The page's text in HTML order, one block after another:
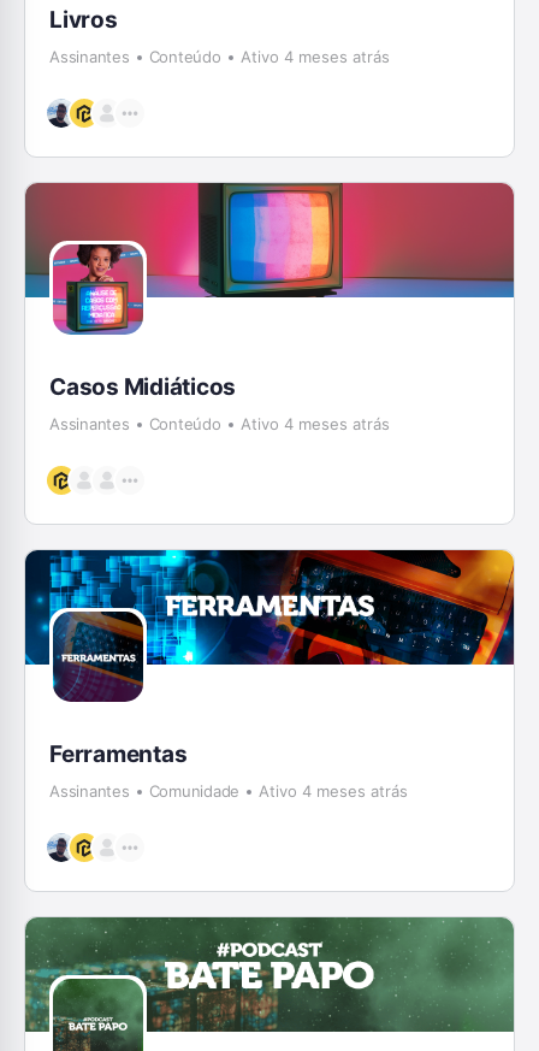
Livros
Assinantes Conteúdo Ativo 4 meses atrás
Casos Midiáticos
Assinantes Conteúdo Ativo 4 meses atrás
Ferramentas
Assinantes Comunidade Ativo 4 meses atrás